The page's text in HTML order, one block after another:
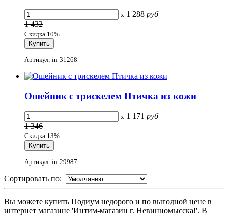
x 1 288 руб
1 432
Скидка 10%
Артикул: in-31268
Ошейник с трискелем Птичка из кожи
x 1 171 руб
1 346
Скидка 13%
Артикул: in-29987
Сортировать по:
Вы можете купить Подиум недорого и по выгодной цене в
интернет магазине 'Интим-магазин г. Невинномысска!'. В